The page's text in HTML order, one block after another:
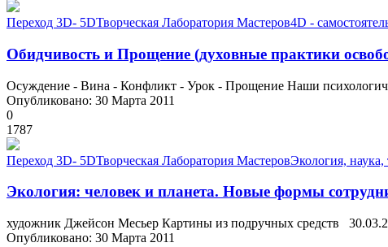
Переход 3D- 5DТворческая Лаборатория Мастеров4D -
Обидчивость и Прощение (духовные практики
Осуждение - Вина - Конфликт - Урок - Прощение Наши
Опубликовано: 30 Марта 2011
0
1787
Переход 3D- 5DТворческая Лаборатория МастеровЭкология,
Экология: человек и планета. Новые формы
художник Джейсон Месьер Картины из подручных средств
Опубликовано: 30 Марта 2011